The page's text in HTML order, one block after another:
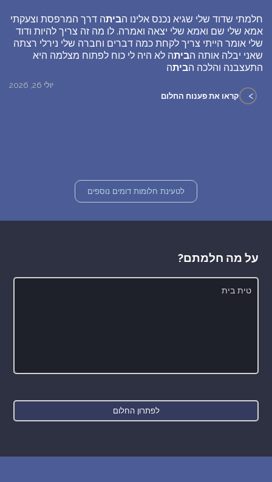
חלמתי שדוד שלי שגיא נכנס אלינו הביתה דרך המרפסת וצעקתי
אמא שלי שם ואמא שלי יצאה ואמרה. לו מה זה צריך להיות ודוד
שלי אומר הייתי צריך לקחת כמה דברים וחברה שלי נירלי רצתה
שאני יבלה אותה הביתה לא היה לי כוח לפתוח מצלמה היא
התעצבנה והלכה הביתה
יולי 26, 2026
> קראו את פענוח החלום
לטעינת חלומות דומים נוספים
על מה חלמתם?